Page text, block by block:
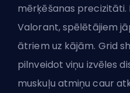
mērķēšanas precizitāti.
Valorant, spēlētājiem
ātriem uz kājām. Grid
pilnveidot viņu izvēles
muskuļu atmiņu caur